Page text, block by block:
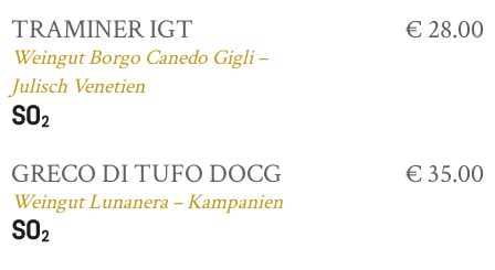
TRAMINER IGT
Weingut Borgo Canedo Gigli –
Julisch Venetien
€ 28.00
GRECO DI TUFO DOCG
Weingut Lunanera – Kampanien
€ 35.00